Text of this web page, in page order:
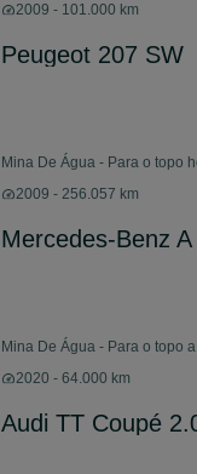
2009 - 101.000 km
Peugeot 207 SW
Mina De Água - Para o topo
2009 - 256.057 km
Mercedes-Benz
Mina De Água - Para o topo
2020 - 64.000 km
Audi TT Coupé